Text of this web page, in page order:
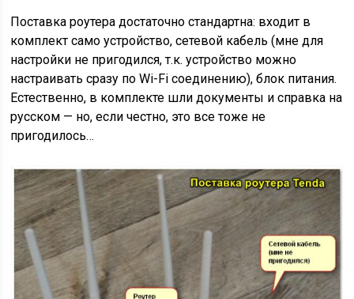
Поставка роутера достаточно стандартна: входит в
комплект само устройство, сетевой кабель (мне для
настройки не пригодился, т.к. устройство можно
настраивать сразу по Wi-Fi соединению), блок питания.
Естественно, в комплекте шли документы и справка на
русском — но, если честно, это все тоже не
пригодилось…